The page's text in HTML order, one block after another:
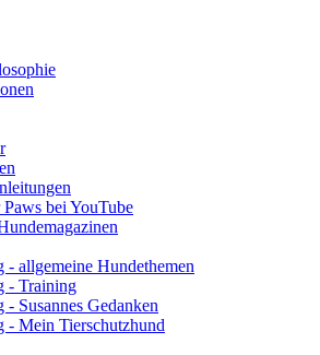
bei YouTube
- allgemeine Hundethemen
- Training
- Susannes Gedanken
- Mein Tierschutzhund